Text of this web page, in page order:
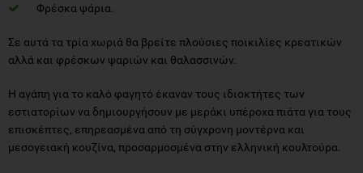
Φρέσκα ψάρια.
Σε αυτά τα τρία χωριά θα βρείτε πλούσιες ποικιλίες κρεατικών
αλλά και φρέσκων ψαριών και θαλασσινών.
H αγάπη για το καλό φαγητό έκαναν τους ιδιοκτήτες των
εστιατορίων να δημιουργήσουν με μεράκι υπέροχα πιάτα για τους
επισκέπτες, επηρεασμένα από τη σύγχρονη μοντέρνα και
μεσογειακή κουζίνα, προσαρμοσμένα στην ελληνική κουλτούρα.